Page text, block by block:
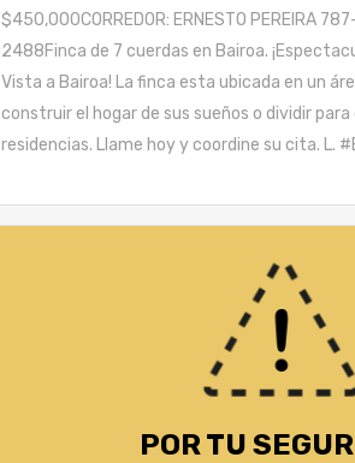
$450,000CORREDOR: ERNESTO PEREIRA
2488Finca de 7 cuerdas en Bairoa.
Vista a Bairoa! La finca esta ubicada en un
construir el hogar de sus sueños o dividir
residencias. Llame hoy y coordine su cita. L.
POR TU